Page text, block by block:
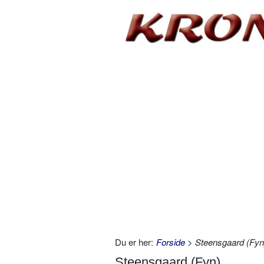
Du er her: Forside > Steensgaard